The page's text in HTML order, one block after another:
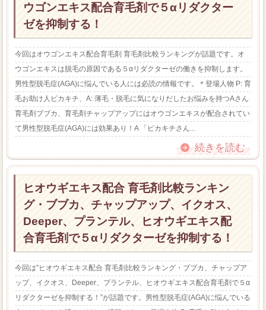
ウゴンエキス配合育毛剤で５αリダクター
ゼを抑制する！
今回はオウゴンエキス配合育毛剤 育毛剤比較ランキングが話題です。オ
ウゴンエキスは脱毛の原因である５αリダクターゼの働きを抑制します。
男性型脱毛症(AGA)に悩んでいる人には必読の情報です。＊登場人物 P: 育
毛お助け人ピカキチ、A: 薄毛・脱毛に気になりだしたお悩みを持つAさん
育毛剤ブブカ、育毛剤チャップアップにはオウゴンエキスが配合されてい
て男性型脱毛症(AGA)には効果あり！A 「ピカキチさん...
続きを読む
ヒオウギエキス配合 育毛剤比較ランキン
グ・ブブカ、チャップアップ、イクオス、
Deeper、プランテル、ヒオウギエキス配
合育毛剤で５αリダクターゼを抑制する！
今回は”ヒオウギエキス配合 育毛剤比較ランキング・ブブカ、チャップア
ップ、イクオス、Deeper、プランテル、ヒオウギエキス配合育毛剤で５α
リダクターゼを抑制する！”が話題です。男性型脱毛症(AGA)に悩んでいる